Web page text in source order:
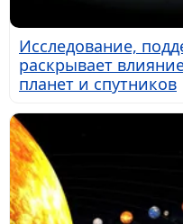
Исследование,
раскрывает
планет и спутников